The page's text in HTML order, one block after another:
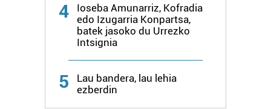
4
Ioseba Amunarriz, Kofradia
edo Izugarria Konpartsa,
batek jasoko du Urrezko
Intsignia
5
Lau bandera, lau lehia
ezberdin